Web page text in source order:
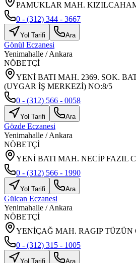
PAMUKLAR MAH.
0 - (312) 344 - 3667
Yol Tarifi Ara
Gönül Eczanesi
Yenimahalle /Ankara
NÖBETÇİ
YENİ BATI MAH. 2369. SOK.
(UYGAR İŞ MERKEZİ) NO:8/5
0 - (312) 566 - 0058
Yol Tarifi Ara
Gözde Eczanesi
Yenimahalle /Ankara
NÖBETÇİ
YENİ BATI MAH. NECİP FAZIL
0 - (312) 566 - 1990
Yol Tarifi Ara
Gülcan Eczanesi
Yenimahalle /Ankara
NÖBETÇİ
YENİÇAĞ MAH. RAGIP TÜZÜN
0 - (312) 315 - 1005
Yol Tarifi Ara